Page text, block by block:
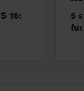
16:
5